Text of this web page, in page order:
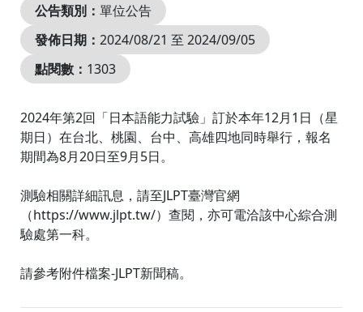
公告類別： 單位公告
發佈日期： 2024/08/21 至 2024/09/05
點閱數： 1303
2024年第2回「日本語能力試驗」訂於本年12月1日（星
期日）在台北、桃園、台中、高雄四地同時舉行，報名
期間為8月20日至9月5日。
測驗相關詳細訊息，請至JLPT臺灣官網
（https://www.jlpt.tw/）查閱，亦可電洽該中心綜合測
驗處第一科。
請參考附件檔案-JLPT新聞稿。